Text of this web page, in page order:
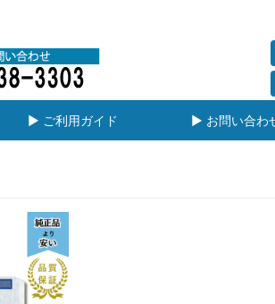
▶ ご利用ガイド ▶ お問い合わ